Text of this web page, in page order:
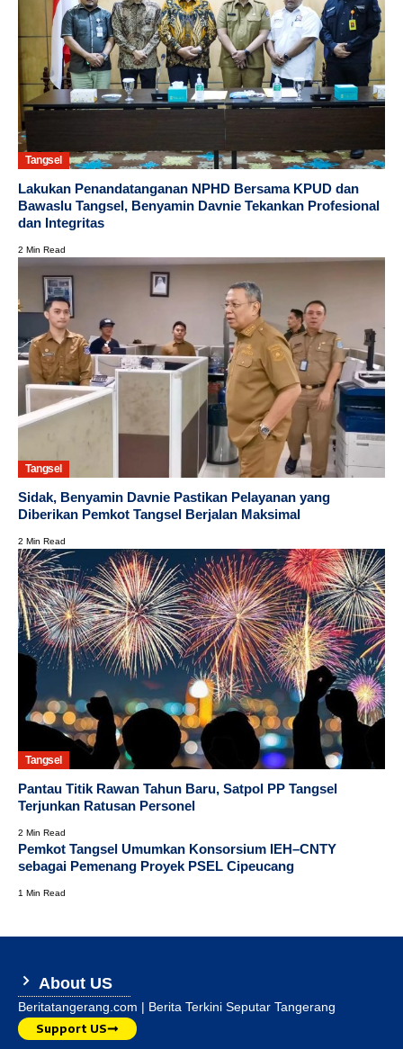
Tangsel
Lakukan Penandatanganan NPHD Bersama KPUD dan
Bawaslu Tangsel, Benyamin Davnie Tekankan Profesional
dan Integritas
2 Min Read
Tangsel
Sidak, Benyamin Davnie Pastikan Pelayanan yang
Diberikan Pemkot Tangsel Berjalan Maksimal
2 Min Read
Tangsel
Pantau Titik Rawan Tahun Baru, Satpol PP Tangsel
Terjunkan Ratusan Personel
2 Min Read
Pemkot Tangsel Umumkan Konsorsium IEH–CNTY
sebagai Pemenang Proyek PSEL Cipeucang
1 Min Read
About US
Beritatangerang.com | Berita Terkini Seputar Tangerang
Support US